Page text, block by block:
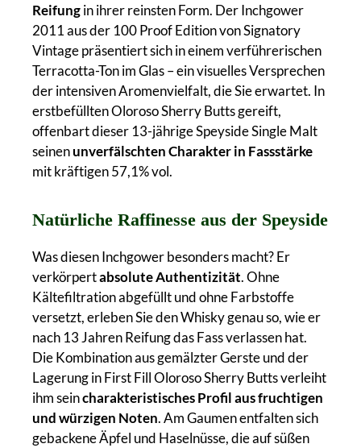
Reifungin ihrer reinsten Form. Der Inchgower
2011 aus der 100 Proof Edition von Signatory
Vintage präsentiert sich in einem verführerischen
Terracotta-Ton im Glas – ein visuelles Versprechen
der intensiven Aromenvielfalt, die Sie erwartet. In
erstbefüllten Oloroso Sherry Butts gereift,
offenbart dieser 13-jährige Speyside Single Malt
seinenunverfälschten Charakter in Fassstärke
mit kräftigen 57,1% vol.
Natürliche Raffinesse aus der Speyside
Was diesen Inchgower besonders macht? Er
verkörpertabsolute Authentizität. Ohne
Kältefiltration abgefüllt und ohne Farbstoffe
versetzt, erleben Sie den Whisky genau so, wie er
nach 13 Jahren Reifung das Fass verlassen hat.
Die Kombination aus gemälzter Gerste und der
Lagerung in First Fill Oloroso Sherry Butts verleiht
ihm seincharakteristisches Profil aus fruchtigen
und würzigen Noten. Am Gaumen entfalten sich
gebackene Äpfel und Haselnüsse, die auf süßen